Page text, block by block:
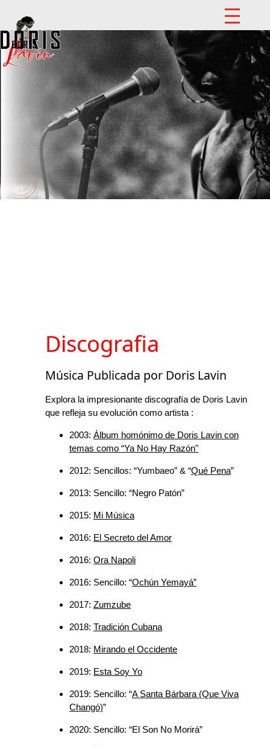
Discografia
Música Publicada por Doris Lavin
Explora la impresionante discografía de Doris Lavin
que refleja su evolución como artista :
2003: Álbum homónimo de Doris Lavin con
temas como “Ya No Hay Razón"
2012: Sencillos: “Yumbaeo” & “Qué Pena”
2013: Sencillo: “Negro Patón”
2015: Mi Música
2016: El Secreto del Amor
2016: Ora Napoli
2016: Sencillo: “Ochún Yemayá”
2017: Zumzube
2018: Tradición Cubana
2018: Mirando el Occidente
2019: Esta Soy Yo
2019: Sencillo: “A Santa Bárbara (Que Viva
Changó)”
2020: Sencillo: “El Son No Morirá”